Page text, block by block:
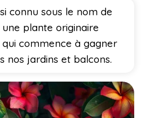
connu sous le nom de
plante originaire
commence à gagner
nos jardins et balcons.